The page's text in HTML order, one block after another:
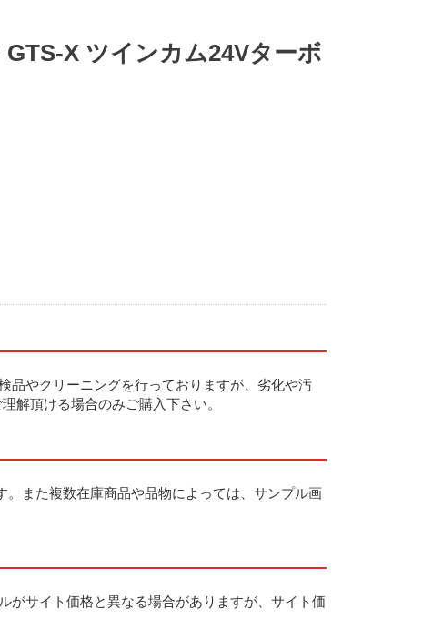
X ツインカム24Vターボ
品やクリーニングを行っておりますが、劣化や汚
解頂ける場合のみご購入下さい。
また複数在庫商品や品物によっては、サンプル画
サイト価格と異なる場合がありますが、サイト価